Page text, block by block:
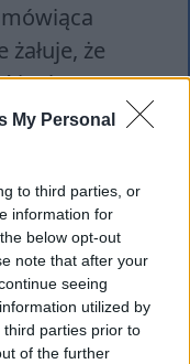
My Personal
to third parties, or
information for
below opt-out
note that after your
seeing
utilized by
parties prior to
of the further
że
i tak
jest czymś
Zwykle
się kończy,
to
słońce
swoją
a opiera